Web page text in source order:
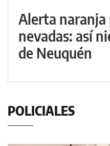
Alerta
nevadas: así
de Neuquén
POLICIALES